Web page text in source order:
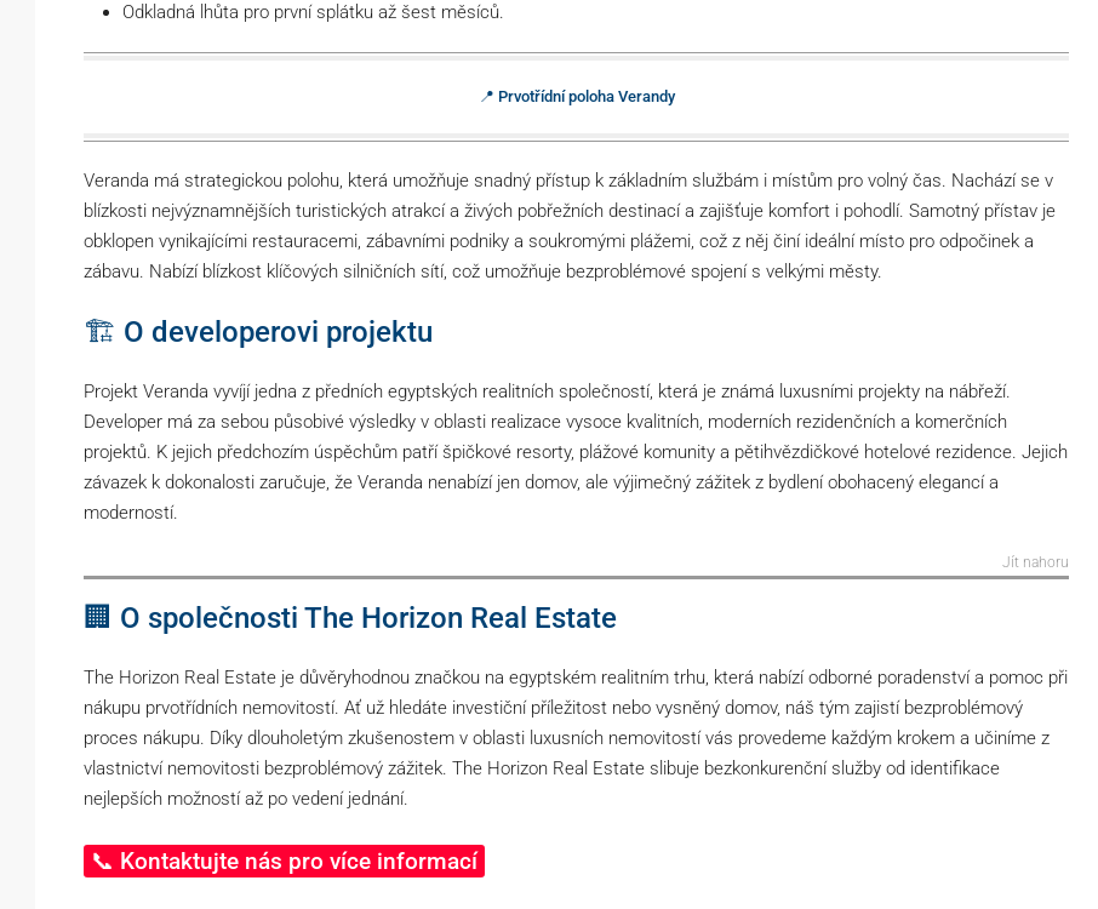
Odkladná lhůta pro první splátku až šest měsíců.
📍 Prvotřídní poloha Verandy
Veranda má strategickou polohu, která umožňuje snadný přístup k základním službám i místům pro volný čas. Nachází se v
blízkosti nejvýznamnějších turistických atrakcí a živých pobřežních destinací a zajišťuje komfort i pohodlí. Samotný přístav je
obklopen vynikajícími restauracemi, zábavními podniky a soukromými plážemi, což z něj činí ideální místo pro odpočinek a
zábavu. Nabízí blízkost klíčových silničních sítí, což umožňuje bezproblémové spojení s velkými městy.
🏗 O developerovi projektu
Projekt Veranda vyvíjí jedna z předních egyptských realitních společností, která je známá luxusními projekty na nábřeží.
Developer má za sebou působivé výsledky v oblasti realizace vysoce kvalitních, moderních rezidenčních a komerčních
projektů. K jejich předchozím úspěchům patří špičkové resorty, plážové komunity a pětihvězdičkové hotelové rezidence. Jejich
závazek k dokonalosti zaručuje, že Veranda nenabízí jen domov, ale výjimečný zážitek z bydlení obohacený elegancí a
moderností.
Jít nahoru
🏢 O společnosti The Horizon Real Estate
The Horizon Real Estate je důvěryhodnou značkou na egyptském realitním trhu, která nabízí odborné poradenství a pomoc při
nákupu prvotřídních nemovitostí. Ať už hledáte investiční příležitost nebo vysněný domov, náš tým zajistí bezproblémový
proces nákupu. Díky dlouholetým zkušenostem v oblasti luxusních nemovitostí vás provedeme každým krokem a učiníme z
vlastnictví nemovitosti bezproblémový zážitek. The Horizon Real Estate slibuje bezkonkurenční služby od identifikace
nejlepších možností až po vedení jednání.
📞 Kontaktujte nás pro více informací